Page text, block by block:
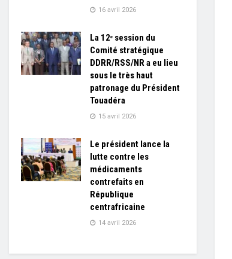
16 avril 2026
La 12ᵉ session du
Comité stratégique
DDRR/RSS/NR a eu lieu
sous le très haut
patronage du Président
Touadéra
15 avril 2026
Le président lance la
lutte contre les
médicaments
contrefaits en
République
centrafricaine
14 avril 2026